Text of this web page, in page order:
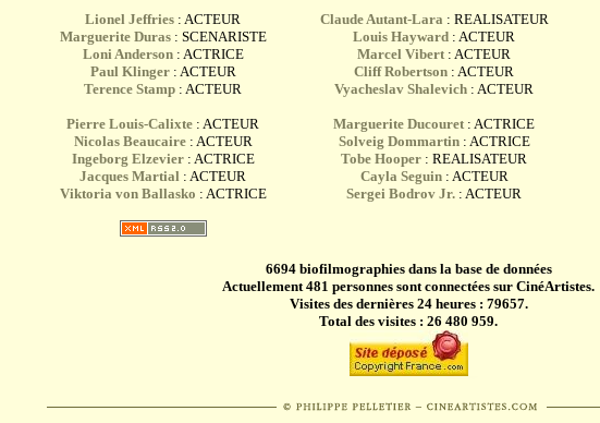
Lionel Jeffries : ACTEUR
Marguerite Duras: SCENARISTE
Loni Anderson: ACTRICE
Paul Klinger: ACTEUR
Terence Stamp : ACTEUR
Pierre Louis-Calixte : ACTEUR
Nicolas Beaucaire: ACTEUR
Ingeborg Elzevier: ACTRICE
Jacques Martial : ACTEUR
Viktoria von Ballasko : ACTRICE
Claude Autant-Lara : REALISATEUR
Louis Hayward : ACTEUR
Marcel Vibert : ACTEUR
Cliff Robertson : ACTEUR
Vyacheslav Shalevich : ACTEUR
Marguerite Ducouret : ACTRICE
Solveig Dommartin: ACTRICE
Tobe Hooper : REALISATEUR
Cayla Seguin: ACTEUR
Sergei Bodrov Jr. : ACTEUR
6694 biofilmographies dans la base de données
Actuellement 481 personnes sont connectées sur CinéArtistes.
Visites des dernières 24 heures : 79657.
Total des visites : 26 480 959.